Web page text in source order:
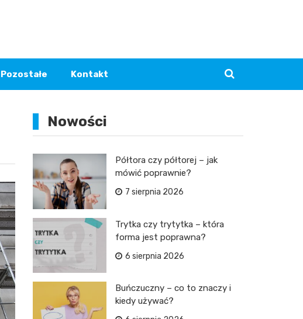
Pozostałe Kontakt
Nowości
Półtora czy półtorej – jak
mówić poprawnie?
7 sierpnia 2026
Trytka czy trytytka – która
forma jest poprawna?
6 sierpnia 2026
Buńczuczny – co to znaczy i
kiedy używać?